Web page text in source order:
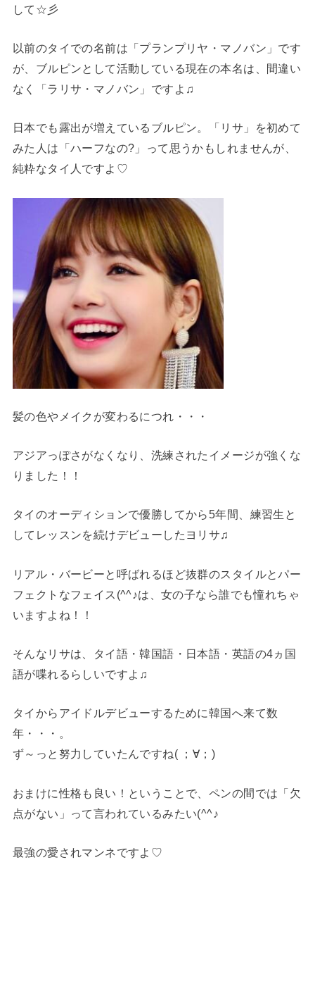
して☆彡
以前のタイでの名前は「プランプリヤ・マノバン」です
が、ブルピンとして活動している現在の本名は、間違い
なく「ラリサ・マノバン」ですよ♫
日本でも露出が増えているブルピン。「リサ」を初めて
みた人は「ハーフなの?」って思うかもしれませんが、
純粋なタイ人ですよ♡
髪の色やメイクが変わるにつれ・・・
アジアっぽさがなくなり、洗練されたイメージが強くな
りました！！
タイのオーディションで優勝してから5年間、練習生と
してレッスンを続けデビューしたヨリサ♫
リアル・バービーと呼ばれるほど抜群のスタイルとパー
フェクトなフェイス(^^♪は、女の子なら誰でも憧れちゃ
いますよね！！
そんなリサは、タイ語・韓国語・日本語・英語の4ヵ国
語が喋れるらしいですよ♫
タイからアイドルデビューするために韓国へ来て数
年・・・。
ず～っと努力していたんですね( ；∀；)
おまけに性格も良い！ということで、ペンの間では「欠
点がない」って言われているみたい(^^♪
最強の愛されマンネですよ♡